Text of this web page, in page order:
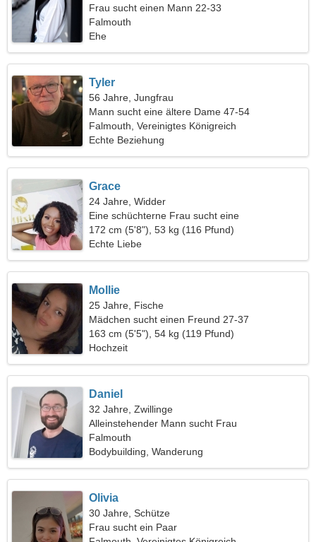
Frau sucht einen Mann 22-33
Falmouth
Ehe
Tyler
56 Jahre, Jungfrau
Mann sucht eine ältere Dame 47-54
Falmouth, Vereinigtes Königreich
Echte Beziehung
Grace
24 Jahre, Widder
Eine schüchterne Frau sucht eine
Liebesbeziehung
172 cm (5'8"), 53 kg (116 Pfund)
Echte Liebe
Mollie
25 Jahre, Fische
Mädchen sucht einen Freund 27-37
163 cm (5'5"), 54 kg (119 Pfund)
Hochzeit
Daniel
32 Jahre, Zwillinge
Alleinstehender Mann sucht Frau
Falmouth
Bodybuilding, Wanderung
Olivia
30 Jahre, Schütze
Frau sucht ein Paar